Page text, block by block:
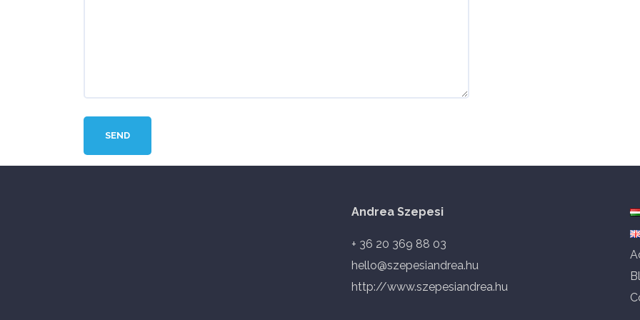
Andrea Szepesi
+ 36 20 369 88 03
hello@szepesiandrea.hu
http://www.szepesiandrea.hu